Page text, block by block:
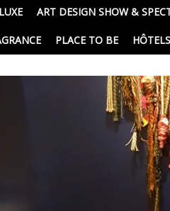
ART DESIGN SHOW &
PLACE TO BE